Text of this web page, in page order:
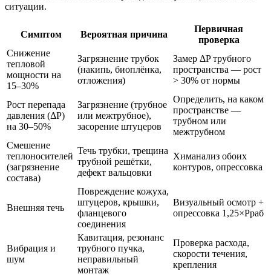
ситуации.
Симптом Вероятная причина
Первичная
проверка
Снижение
тепловой
мощности на
15–30%
Загрязнение трубок
(накипь, биоплёнка,
отложения)
Замер ΔP трубного
пространства — рост
> 30% от нормы
Рост перепада
давления (ΔP)
на 30–50%
Загрязнение (трубное
или межтрубное),
засорение штуцеров
Определить, на каком
пространстве —
трубном или
межтрубном
Смешение
теплоносителей
(загрязнение
состава)
Течь трубки, трещина
трубной решётки,
дефект вальцовки
Химанализ обоих
контуров, опрессовка
Внешняя течь
Повреждение кожуха,
штуцеров, крышки,
фланцевого
соединения
Визуальный осмотр +
опрессовка 1,25×Pраб
Вибрация и
шум
Кавитация, резонанс
трубного пучка,
неправильный
монтаж
Проверка расхода,
скорости течения,
крепления